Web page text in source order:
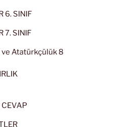
6. SINIF
7. SINIF
ve Atatürkçülük 8
CEVAP